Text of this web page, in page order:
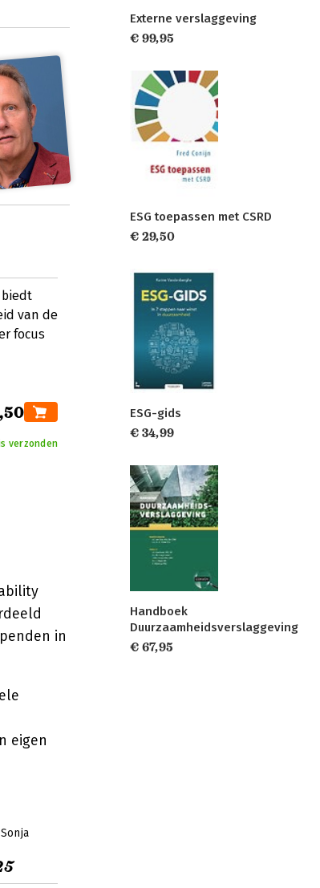
biedt
van de
focus
verzonden
in
eigen
Sonja
Externe verslaggeving
€ 99,95
ESG toepassen met CSRD
€ 29,50
ESG-gids
€ 34,99
Handboek
Duurzaamheidsverslaggeving
€ 67,95